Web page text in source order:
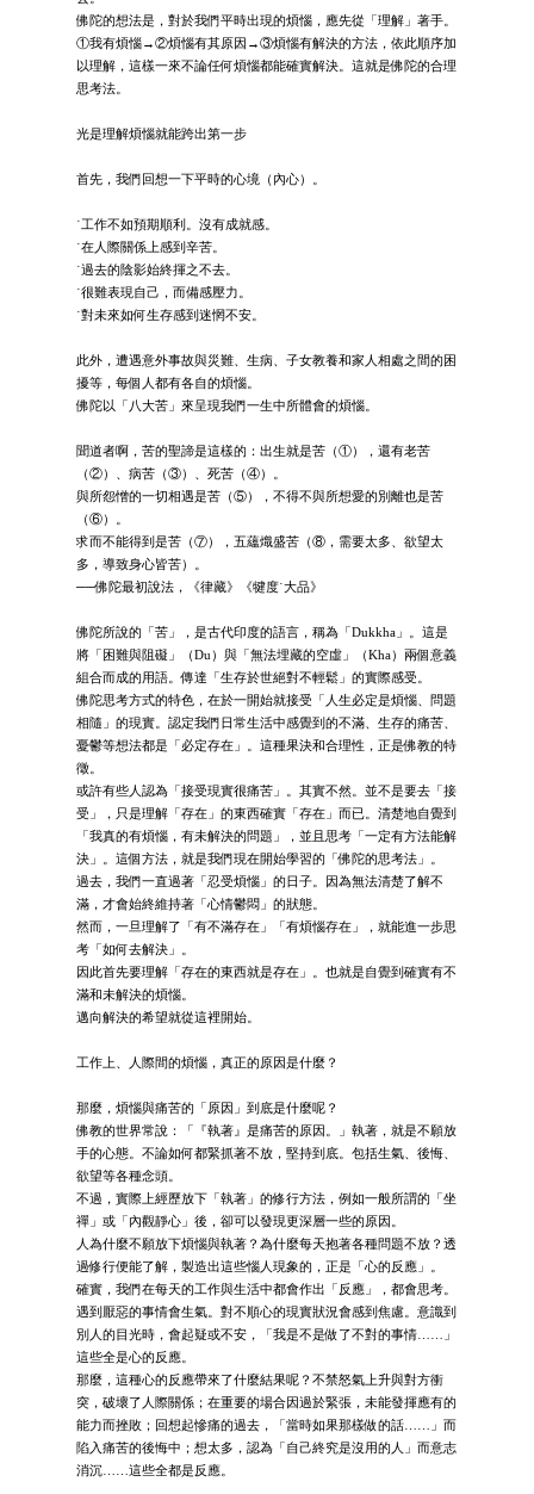
佛陀的想法是，對於我們平時出現的煩惱，應先從「理解」著手。
①我有煩惱→②煩惱有其原因→③煩惱有解決的方法，依此順序加
以理解，這樣一來不論任何煩惱都能確實解決。這就是佛陀的合理
思考法。
光是理解煩惱就能跨出第一步
首先，我們回想一下平時的心境（內心）。
˙工作不如預期順利。沒有成就感。
˙在人際關係上感到辛苦。
˙過去的陰影始終揮之不去。
˙很難表現自己，而備感壓力。
˙對未來如何生存感到迷惘不安。
此外，遭遇意外事故與災難、生病、子女教養和家人相處之間的困
擾等，每個人都有各自的煩惱。
佛陀以「八大苦」來呈現我們一生中所體會的煩惱。
聞道者啊，苦的聖諦是這樣的：出生就是苦（①），還有老苦
（②）、病苦（③）、死苦（④）。
與所怨憎的一切相遇是苦（⑤），不得不與所想愛的別離也是苦
（⑥）。
求而不能得到是苦（⑦），五蘊熾盛苦（⑧，需要太多、欲望太
多，導致身心皆苦）。
──佛陀最初說法，《律藏》《犍度˙大品》
佛陀所說的「苦」，是古代印度的語言，稱為「Dukkha」。這是
將「困難與阻礙」（Du）與「無法埋藏的空虛」（Kha）兩個意義
組合而成的用語。傳達「生存於世絕對不輕鬆」的實際感受。
佛陀思考方式的特色，在於一開始就接受「人生必定是煩惱、問題
相隨」的現實。認定我們日常生活中感覺到的不滿、生存的痛苦、
憂鬱等想法都是「必定存在」。這種果決和合理性，正是佛教的特
徵。
或許有些人認為「接受現實很痛苦」。其實不然。並不是要去「接
受」，只是理解「存在」的東西確實「存在」而已。清楚地自覺到
「我真的有煩惱，有未解決的問題」，並且思考「一定有方法能解
決」。這個方法，就是我們現在開始學習的「佛陀的思考法」。
過去，我們一直過著「忍受煩惱」的日子。因為無法清楚了解不
滿，才會始終維持著「心情鬱悶」的狀態。
然而，一旦理解了「有不滿存在」「有煩惱存在」，就能進一步思
考「如何去解決」。
因此首先要理解「存在的東西就是存在」。也就是自覺到確實有不
滿和未解決的煩惱。
邁向解決的希望就從這裡開始。
工作上、人際間的煩惱，真正的原因是什麼？
那麼，煩惱與痛苦的「原因」到底是什麼呢？
佛教的世界常說：「『執著』是痛苦的原因。」執著，就是不願放
手的心態。不論如何都緊抓著不放，堅持到底。包括生氣、後悔、
欲望等各種念頭。
不過，實際上經歷放下「執著」的修行方法，例如一般所謂的「坐
禪」或「內觀靜心」後，卻可以發現更深層一些的原因。
人為什麼不願放下煩惱與執著？為什麼每天抱著各種問題不放？透
過修行便能了解，製造出這些惱人現象的，正是「心的反應」。
確實，我們在每天的工作與生活中都會作出「反應」，都會思考。
遇到厭惡的事情會生氣。對不順心的現實狀況會感到焦慮。意識到
別人的目光時，會起疑或不安，「我是不是做了不對的事情……」
這些全是心的反應。
那麼，這種心的反應帶來了什麼結果呢？不禁怒氣上升與對方衝
突，破壞了人際關係；在重要的場合因過於緊張，未能發揮應有的
能力而挫敗；回想起慘痛的過去，「當時如果那樣做的話……」而
陷入痛苦的後悔中；想太多，認為「自己終究是沒用的人」而意志
消沉……這些全都是反應。